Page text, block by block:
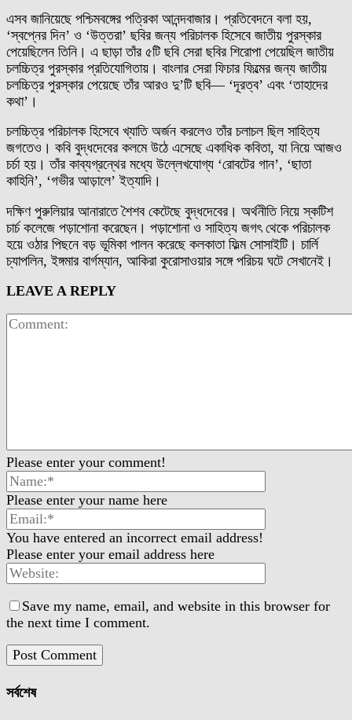
এসব জানিয়েছে পশ্চিমবঙ্গের পত্রিকা আনন্দবাজার। প্রতিবেদনে বলা হয়,
‘স্বপ্নের দিন’ ও ‘উত্তরা’ ছবির জন্য পরিচালক হিসেবে জাতীয় পুরস্কার
পেয়েছিলেন তিনি। এ ছাড়া তাঁর ৫টি ছবি সেরা ছবির শিরোপা পেয়েছিল জাতীয়
চলচ্চিত্র পুরস্কার প্রতিযোগিতায়। বাংলার সেরা ফিচার ফিল্মের জন্য জাতীয়
চলচ্চিত্র পুরস্কার পেয়েছে তাঁর আরও দু’টি ছবি— ‘দূরত্ব’ এবং ‘তাহাদের
কথা’।
চলচ্চিত্র পরিচালক হিসেবে খ্যাতি অর্জন করলেও তাঁর চলাচল ছিল সাহিত্য
জগতেও। কবি বুদ্ধদেবের কলমে উঠে এসেছে একাধিক কবিতা, যা নিয়ে আজও
চর্চা হয়। তাঁর কাব্যগ্রন্থের মধ্যে উল্লেখযোগ্য ‘রোবটের গান’, ‘ছাতা
কাহিনি’, ‘গভীর আড়ালে’ ইত্যাদি।
দক্ষিণ পুরুলিয়ার আনারাতে শৈশব কেটেছে বুদ্ধদেবের। অর্থনীতি নিয়ে স্কটিশ
চার্চ কলেজে পড়াশোনা করেছেন। পড়াশোনা ও সাহিত্য জগৎ থেকে পরিচালক
হয়ে ওঠার পিছনে বড় ভূমিকা পালন করেছে কলকাতা ফিল্ম সোসাইটি। চার্লি
চ্যাপলিন, ইঙ্গমার বার্গম্যান, আকিরা কুরোসাওয়ার সঙ্গে পরিচয় ঘটে সেখানেই।
LEAVE A REPLY
Please enter your comment!
Please enter your name here
You have entered an incorrect email address!
Please enter your email address here
Save my name, email, and website in this browser for
the next time I comment.
সর্বশেষ